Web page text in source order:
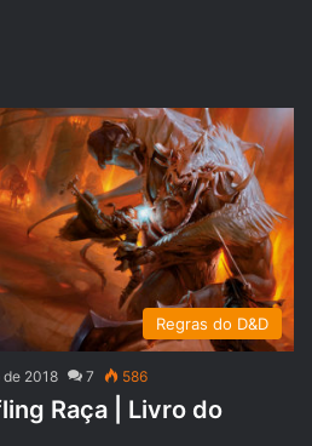
Regras do D&D
2018 7 586
Raça | Livro do